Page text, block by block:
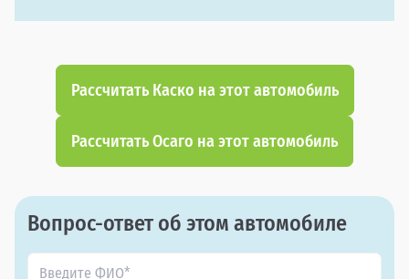
Рассчитать Каско на этот автомобиль
Рассчитать Осаго на этот автомобиль
Вопрос-ответ об этом автомобиле